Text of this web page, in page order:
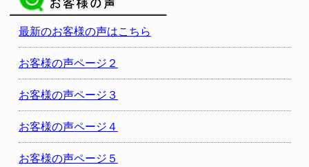
最新のお客様の声はこちら
お客様の声ページ２
お客様の声ページ３
お客様の声ページ４
お客様の声ページ５